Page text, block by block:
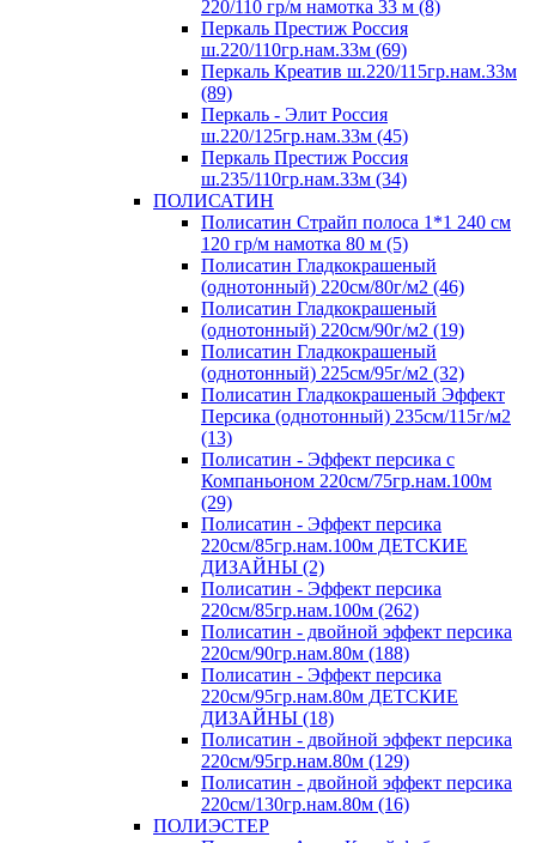
220/110 гр/м намотка 33 м (8)
Перкаль Престиж Россия
ш.220/110гр.нам.33м (69)
Перкаль Креатив ш.220/115гр.нам.33м
(89)
Перкаль - Элит Россия
ш.220/125гр.нам.33м (45)
Перкаль Престиж Россия
ш.235/110гр.нам.33м (34)
ПОЛИСАТИН
Полисатин Страйп полоса 1*1 240 см
120 гр/м намотка 80 м (5)
Полисатин Гладкокрашеный
(однотонный) 220см/80г/м2 (46)
Полисатин Гладкокрашеный
(однотонный) 220см/90г/м2 (19)
Полисатин Гладкокрашеный
(однотонный) 225см/95г/м2 (32)
Полисатин Гладкокрашеный Эффект
Персика (однотонный) 235см/115г/м2
(13)
Полисатин - Эффект персика с
Компаньоном 220см/75гр.нам.100м
(29)
Полисатин - Эффект персика
220см/85гр.нам.100м ДЕТСКИЕ
ДИЗАЙНЫ (2)
Полисатин - Эффект персика
220см/85гр.нам.100м (262)
Полисатин - двойной эффект персика
220см/90гр.нам.80м (188)
Полисатин - Эффект персика
220см/95гр.нам.80м ДЕТСКИЕ
ДИЗАЙНЫ (18)
Полисатин - двойной эффект персика
220см/95гр.нам.80м (129)
Полисатин - двойной эффект персика
220см/130гр.нам.80м (16)
ПОЛИЭСТЕР